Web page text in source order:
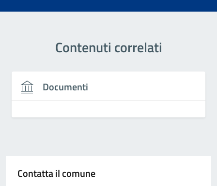
Contenuti correlati
Documenti
Contatta il comune